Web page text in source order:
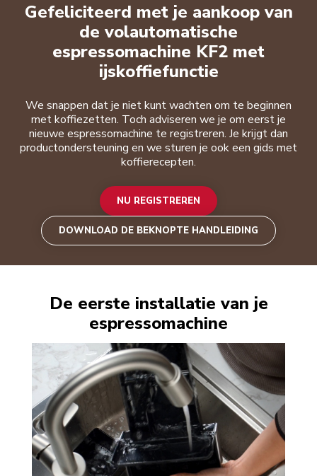
Gefeliciteerd met je aankoop van
de volautomatische
espressomachine KF2 met
ijskoffiefunctie
We snappen dat je niet kunt wachten om te beginnen
met koffiezetten. Toch adviseren we je om eerst je
nieuwe espressomachine te registreren. Je krijgt dan
productondersteuning en we sturen je ook een gids met
koffierecepten.
NU REGISTREREN
DOWNLOAD DE BEKNOPTE HANDLEIDING
De eerste installatie van je
espressomachine